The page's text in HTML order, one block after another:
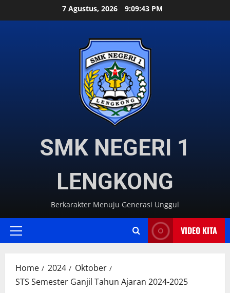
to
7 Agustus, 2026 9:09:44 PM
SMK NEGERI 1
LENGKONG
Berkarakter Menuju Generasi Unggul
Primary
VIDEO KITA
Home 2024
Oktober
STS Semester Ganjil Tahun Ajaran 2024-2025